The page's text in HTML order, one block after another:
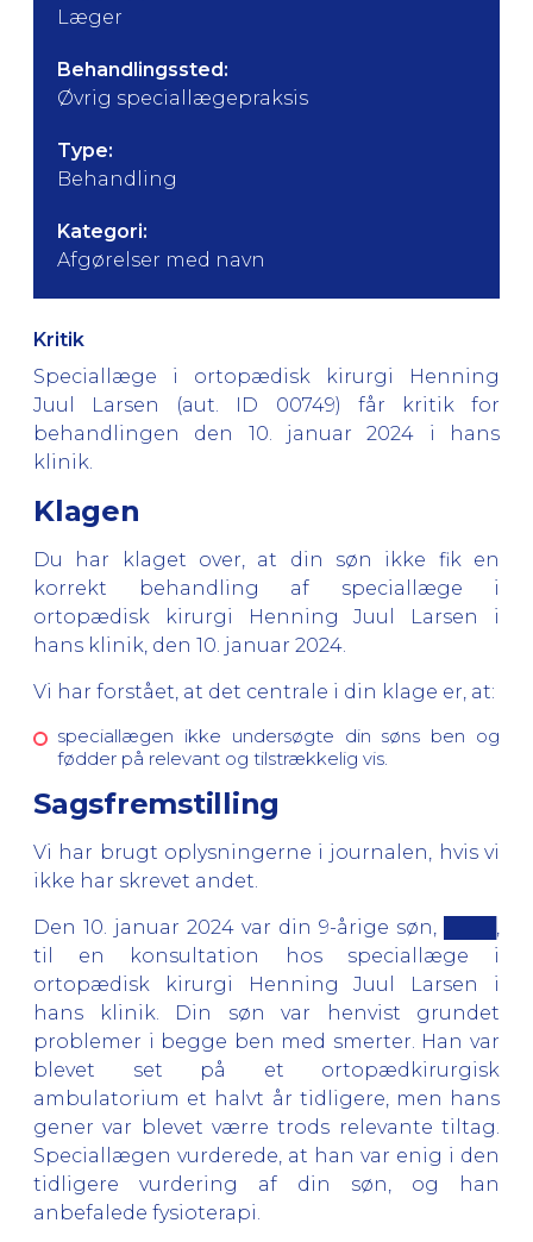
Læger
Behandlingssted:
Øvrig speciallægepraksis
Type:
Behandling
Kategori:
Afgørelser med navn
Kritik
Speciallæge i ortopædisk kirurgi Henning
Juul Larsen (aut. ID 00749) får kritik for
behandlingen den 10. januar 2024 i hans
klinik.
Klagen
Du har klaget over, at din søn ikke fik en
korrekt behandling af speciallæge i
ortopædisk kirurgi Henning Juul Larsen i
hans klinik, den 10. januar 2024.
Vi har forstået, at det centrale i din klage er, at:
speciallægen ikke undersøgte din søns ben og
fødder på relevant og tilstrækkelig vis.
Sagsfremstilling
Vi har brugt oplysningerne i journalen, hvis vi
ikke har skrevet andet.
Den 10. januar 2024 var din 9-årige søn, ████,
til en konsultation hos speciallæge i
ortopædisk kirurgi Henning Juul Larsen i
hans klinik. Din søn var henvist grundet
problemer i begge ben med smerter. Han var
blevet set på et ortopædkirurgisk
ambulatorium et halvt år tidligere, men hans
gener var blevet værre trods relevante tiltag.
Speciallægen vurderede, at han var enig i den
tidligere vurdering af din søn, og han
anbefalede fysioterapi.